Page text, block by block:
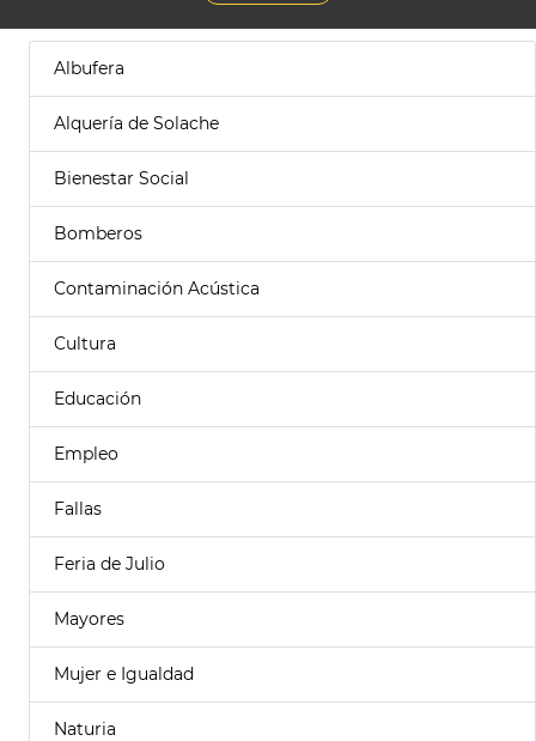
Albufera
Alquería de Solache
Bienestar Social
Bomberos
Contaminación Acústica
Cultura
Educación
Empleo
Fallas
Feria de Julio
Mayores
Mujer e Igualdad
Naturia